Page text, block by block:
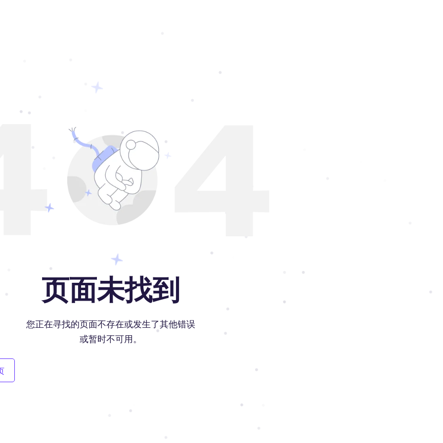
页面未找到
您正在寻找的页面不存在或发生了其他错误
或暂时不可用。